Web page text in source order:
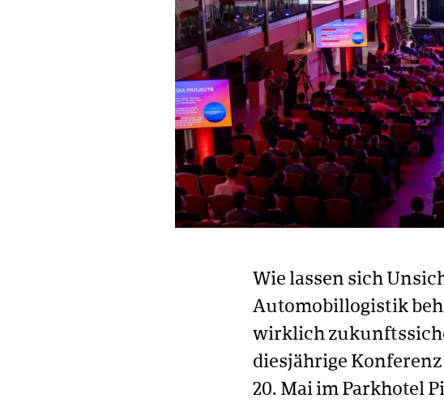
Wie lassen sich
Automobillogistik
wirklich
diesjährige Konferenz
20. Mai im Parkhotel